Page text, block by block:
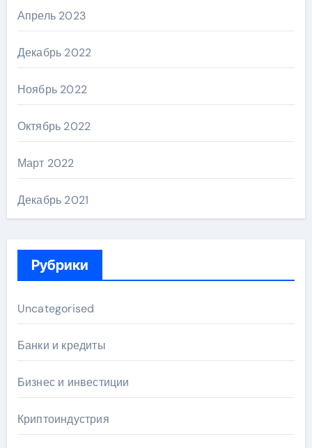
Апрель 2023
Декабрь 2022
Ноябрь 2022
Октябрь 2022
Март 2022
Декабрь 2021
Рубрики
Uncategorised
Банки и кредиты
Бизнес и инвестиции
Криптоиндустрия